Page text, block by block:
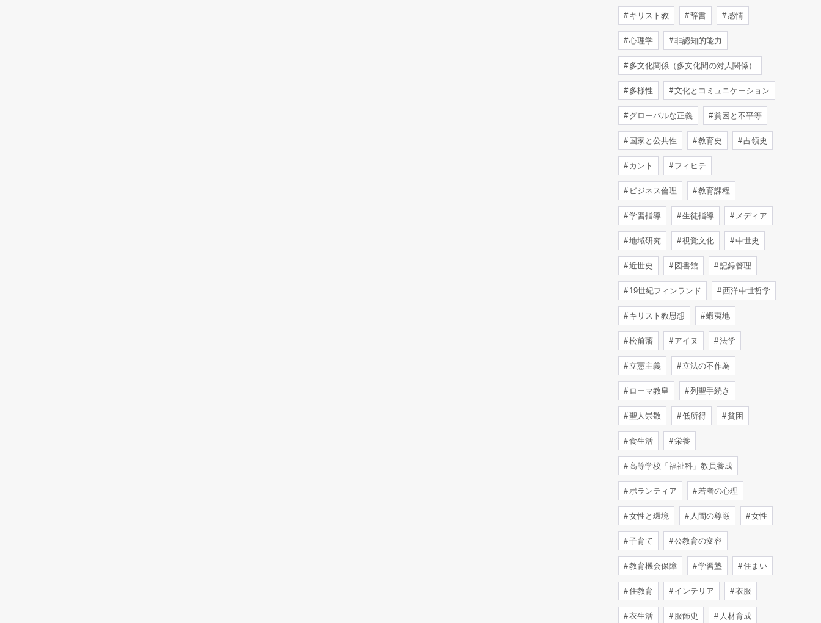
キリスト教 辞書 感情
心理学 非認知的能力
多文化関係（多文化間の対人関係）
多様性 文化とコミュニケーション
グローバルな正義 貧困と不平等
国家と公共性 教育史 占領史
カント フィヒテ
ビジネス倫理 教育課程
学習指導 生徒指導 メディア
地域研究 視覚文化 中世史
近世史 図書館 記録管理
19世紀フィンランド 西洋中世哲学
キリスト教思想 蝦夷地
松前藩 アイヌ 法学
立憲主義 立法の不作為
ローマ教皇 列聖手続き
聖人崇敬 低所得 貧困
食生活 栄養
高等学校「福祉科」教員養成
ボランティア 若者の心理
女性と環境 人間の尊厳 女性
子育て 公教育の変容
教育機会保障 学習塾 住まい
住教育 インテリア 衣服
衣生活 服飾史 人材育成